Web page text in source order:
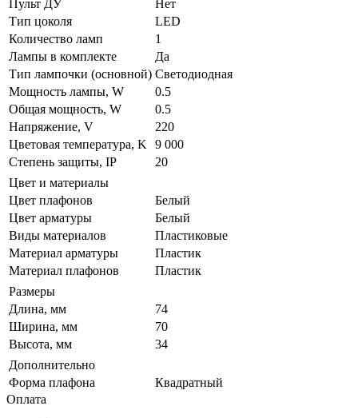
Пульт ДУ
Нет
Тип цоколя
LED
Количество ламп
1
Лампы в комплекте
Да
Тип лампочки (основной) Светодиодная
Мощность лампы, W
0.5
Общая мощность, W
0.5
Напряжение, V
220
Цветовая температура, K
9 000
Степень защиты, IP
20
Цвет и материалы
Цвет плафонов
Белый
Цвет арматуры
Белый
Виды материалов
Пластиковые
Материал арматуры
Пластик
Материал плафонов
Пластик
Размеры
Длина, мм
74
Ширина, мм
70
Высота, мм
34
Дополнительно
Форма плафона
Квадратный
Оплата